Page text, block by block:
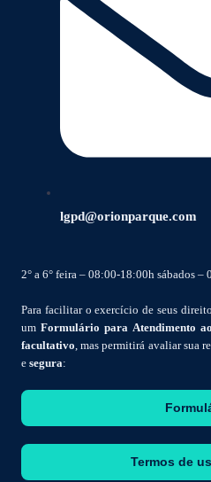
lgpd@orionparque.com
2° a 6° feira – 08:00-18:00h sábados –
Para facilitar o exercício de seus
um Formulário para Atendimento
facultativo, mas permitirá avaliar sua
e segura:
Termos de